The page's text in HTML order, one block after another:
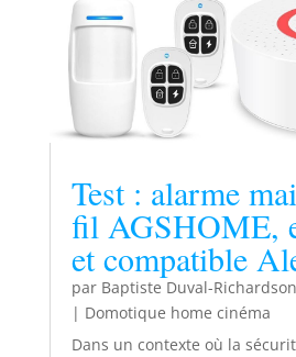
Test : alarme
fil AGSHOME,
et compatible
par Baptiste Duval-Richardson
| Domotique home cinéma
Dans un contexte où la